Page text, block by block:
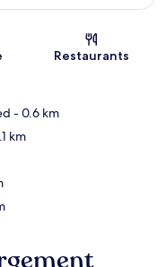
Restaurants
- 0.6 km
km